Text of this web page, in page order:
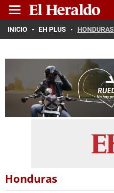
INICIO EH PLUS HONDURAS
Honduras